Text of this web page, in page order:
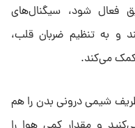
فعال شود، سیگنال‌های
و به تنظیم ضربان قلب،
می‌کند.
شیمی درونی بدن را هم